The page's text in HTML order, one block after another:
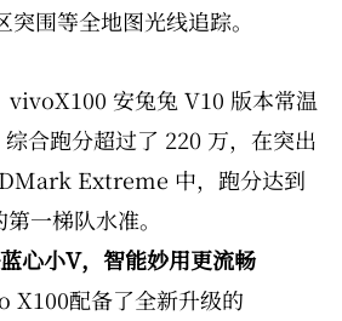
围等全地图光线追踪。
vivoX100 安兔兔 V10 版本常温
合跑分超过了 220 万，在突出
Extreme 中，跑分达到
一梯队水准。
心小V，智能妙用更流畅
X100配备了全新升级的